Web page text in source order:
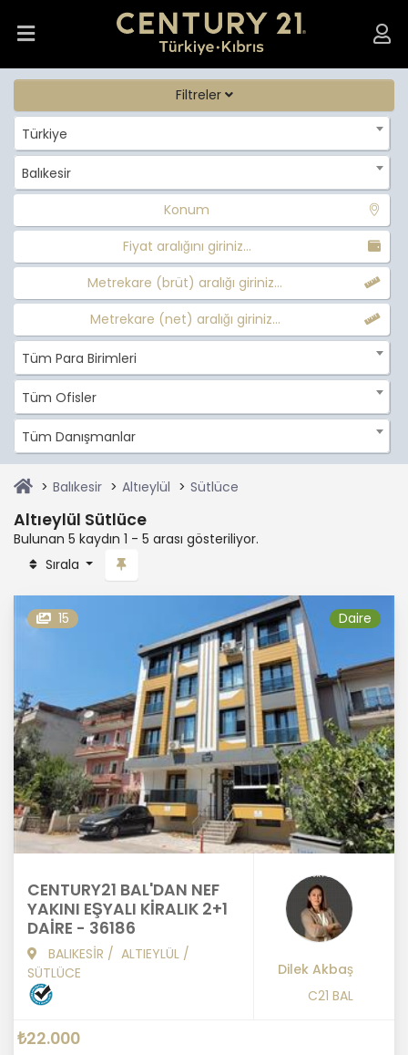
Filtreler
Türkiye
Balıkesir
Konum
Fiyat aralığını giriniz...
Metrekare (brüt) aralığı giriniz...
Metrekare (net) aralığı giriniz...
Tüm Para Birimleri
Tüm Ofisler
Tüm Danışmanlar
Balıkesir Altıeylül Sütlüce
Altıeylül Sütlüce
Bulunan 5 kaydın 1 - 5 arası gösteriliyor.
Sırala
15 Daire
CENTURY21 BAL'DAN NEF
YAKINI EŞYALI KİRALIK 2+1
DAİRE - 36186
BALIKESİR / ALTIEYLÜL /
SÜTLÜCE
Dilek Akbaş
C21 BAL
₺22.000